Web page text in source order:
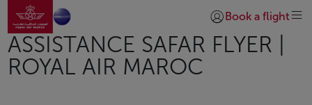
Saut au contenu principal
Aller à la page accueil
Se connecter |
Book a flight
ASSISTANCE SAFAR FLYER |
ROYAL AIR MAROC